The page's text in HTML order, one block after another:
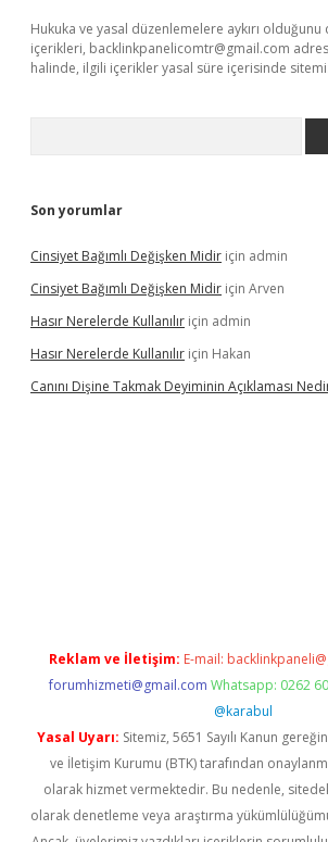
Hukuka ve yasal düzenlemelere aykırı
içerikleri, backlinkpanelicomtr@gmail.com
halinde, ilgili içerikler yasal süre içerisinde
Son yorumlar
Cinsiyet Bağımlı Değişken Midir için admin
Cinsiyet Bağımlı Değişken Midir için Arven
Hasır Nerelerde Kullanılır için admin
Hasır Nerelerde Kullanılır için Hakan
Canını Dişine Takmak Deyiminin Açıklaması
Reklam ve İletişim: E-mail:
forumhizmeti@gmail.com Whatsapp: 0262
@karabul
Yasal Uyarı: Sitemiz, 5651 Sayılı Kanun
ve İletişim Kurumu (BTK) tarafından
olarak hizmet vermektedir. Bu nedenle,
olarak denetleme veya araştırma